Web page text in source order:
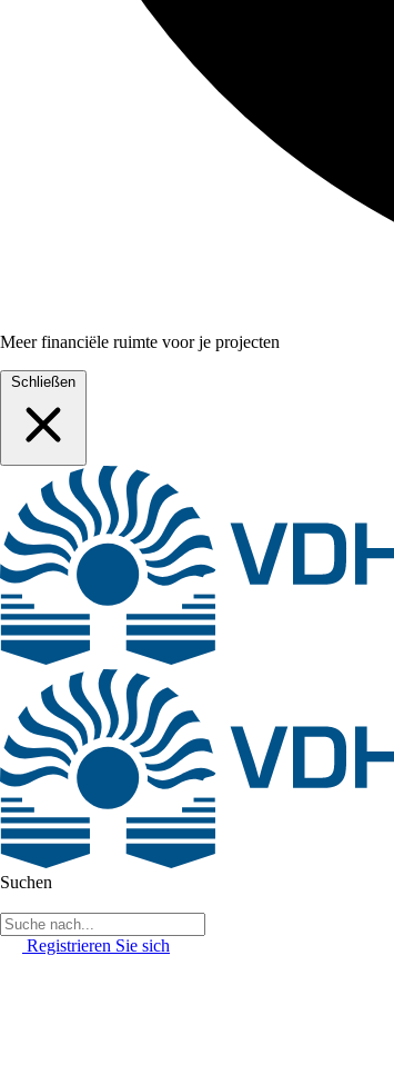
Meer financiële ruimte voor je projecten
Schließen
Suchen
Registrieren Sie sich